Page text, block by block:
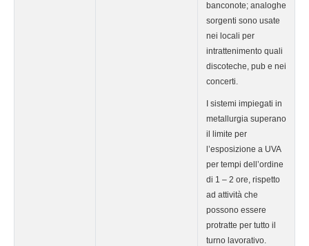
banconote; analoghe
sorgenti sono usate
nei locali per
intrattenimento quali
discoteche, pub e nei
concerti.
I sistemi impiegati in
metallurgia superano
il limite per
l’esposizione a UVA
per tempi dell’ordine
di 1 – 2 ore, rispetto
ad attività che
possono essere
protratte per tutto il
turno lavorativo.